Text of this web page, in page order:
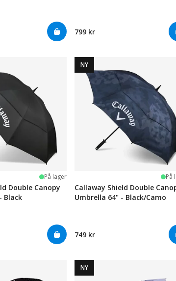
799 kr
På lager
Double Canopy
Black
NY
På
Callaway Shield Double
Umbrella 64" - Black/Camo
749 kr
NY